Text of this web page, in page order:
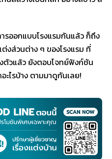
รออกแบบโรงแรมกันแล้ว ก็ถึง
งส่วนต่าง ๆ ของโรงแรม ที่
ตัวแล้ว ยังตอบโจทย์ฟังก์ชัน
ะไรบ้าง ตามมาดูกันเลย!